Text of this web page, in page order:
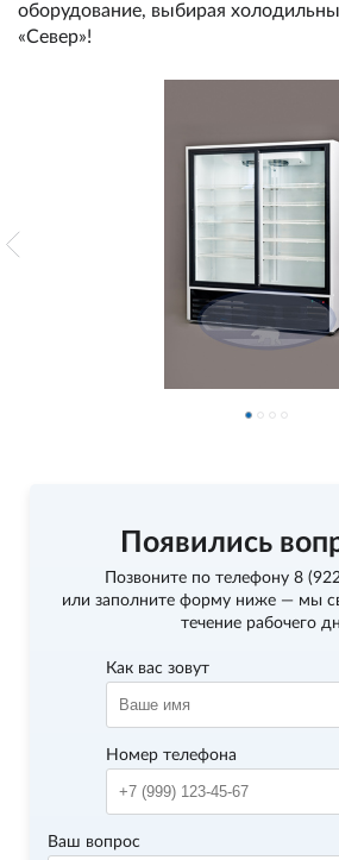
оборудование, выбирая
«Север»!
Появились
Позвоните по телефону 8
или заполните форму ниже — мы
течение рабочего
Как вас зовут
Номер телефона
Ваш вопрос